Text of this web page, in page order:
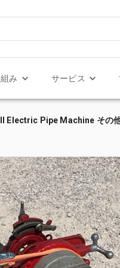
み サービス
Electric Pipe Machine その